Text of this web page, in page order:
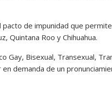
de impunidad que
Quintana Roo y Chihuahua.
Gay, Bisexual, Transexual,
demanda de un